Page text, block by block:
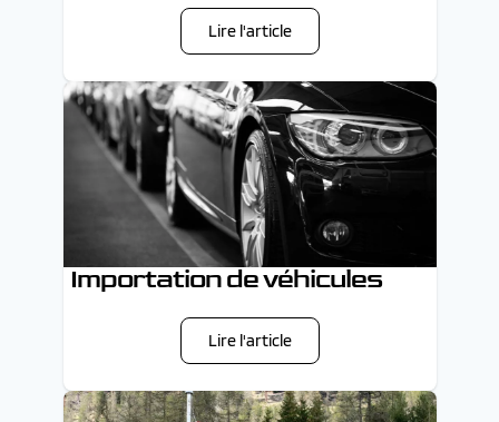
Lire l'article
Importation de véhicules
Lire l'article